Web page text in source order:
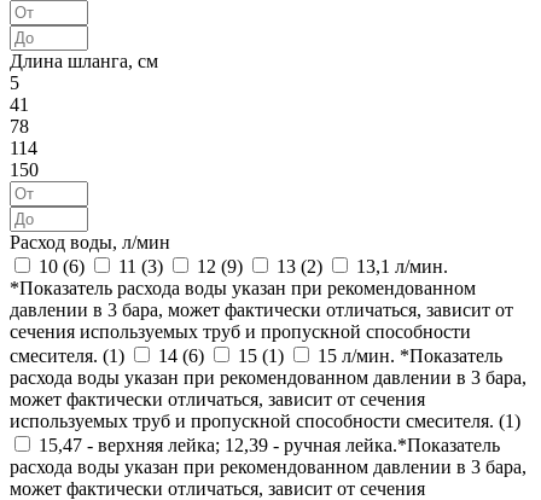
Длина шланга, см
5
41
78
114
150
Расход воды, л/мин
10 (6) 11 (3) 12 (9) 13 (2)
13,1 л/мин.
*Показатель расхода воды указан при рекомендованном
давлении в 3 бара, может фактически отличаться, зависит от
сечения используемых труб и пропускной способности
смесителя. (1) 14 (6) 15 (1)
15 л/мин. *Показатель
расхода воды указан при рекомендованном давлении в 3 бара,
может фактически отличаться, зависит от сечения
используемых труб и пропускной способности смесителя. (1)
15,47 - верхняя лейка; 12,39 - ручная лейка.*Показатель
расхода воды указан при рекомендованном давлении в 3 бара,
может фактически отличаться, зависит от сечения